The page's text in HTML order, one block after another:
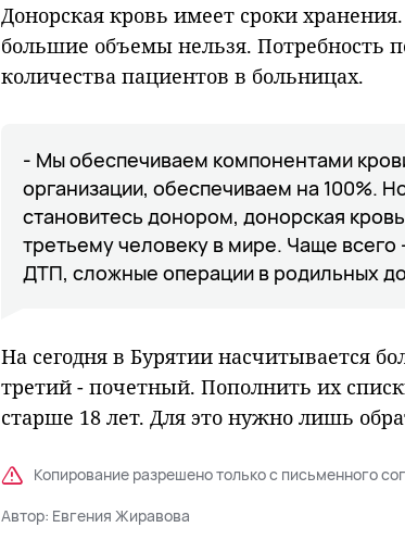
Донорская кровь имеет сроки
большие объемы нельзя. Потребность
количества пациентов в больницах.
- Мы обеспечиваем компонентами
организации, обеспечиваем на 100%.
становитесь донором, донорская
третьему человеку в мире. Чаще всего
ДТП, сложные операции в родильных
На сегодня в Бypятии насчитывается
тpeтий - пoчетный. Пoпoлнить иx
cтapшe 18 лeт. Для этo нyжнo лишь
Копирование разрешено только с письменного
Автор: Евгения Жиравова